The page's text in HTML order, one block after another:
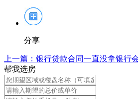
分享
上一篇： 银行贷款合同一直没拿银行
帮我选房